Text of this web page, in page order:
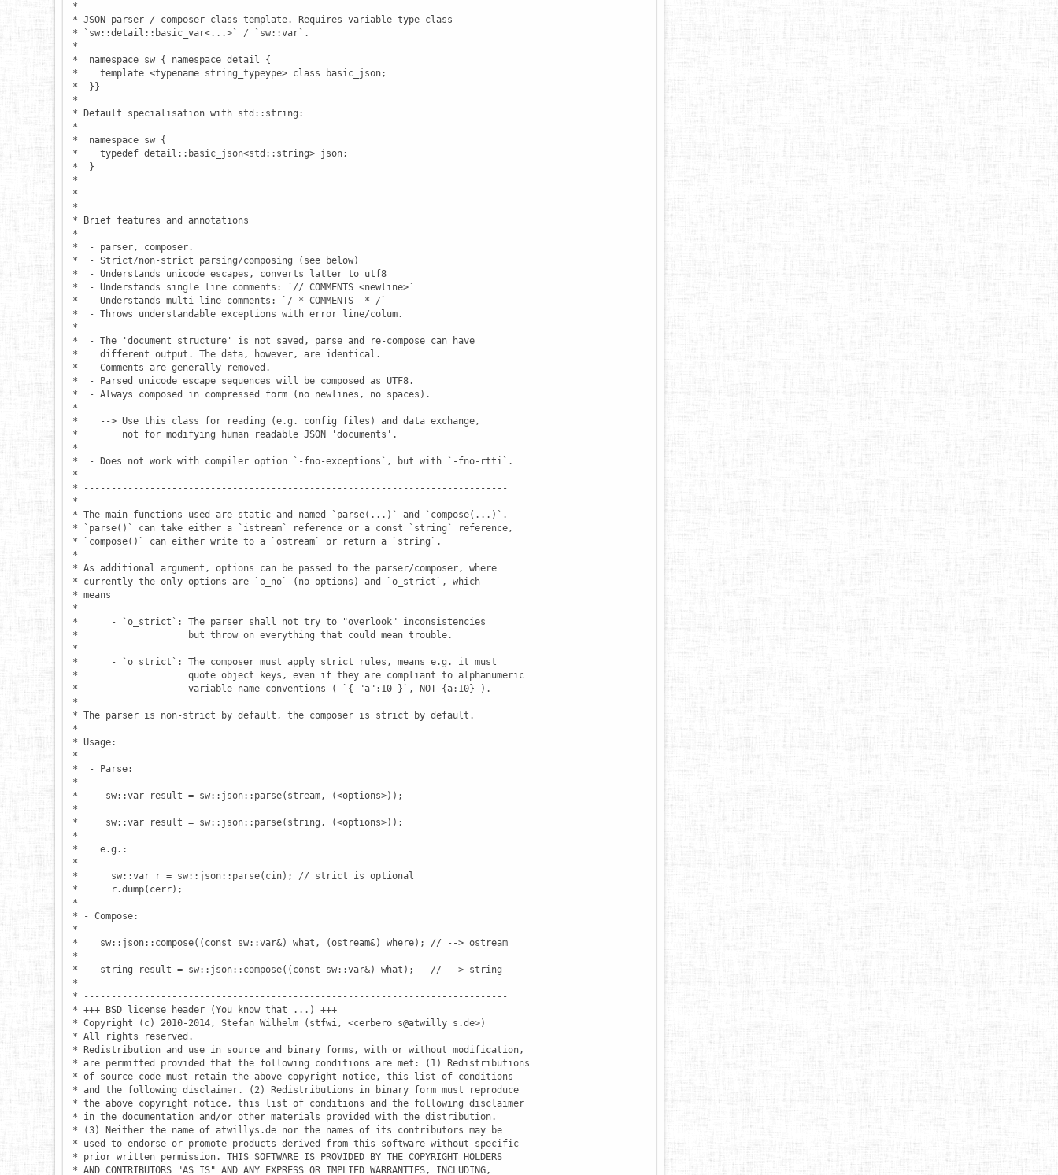
*
* JSON parser / composer class template. Requires variable type class
* `sw::detail::basic_var<...>` / `sw::var`.
*
*  namespace sw { namespace detail {
*    template <typename string_typeype> class basic_json;
*  }}
*
* Default specialisation with std::string:
*
*  namespace sw {
*    typedef detail::basic_json<std::string> json;
*  }
*
* -----------------------------------------------------------------------------
*
* Brief features and annotations
*
*  - parser, composer.
*  - Strict/non-strict parsing/composing (see below)
*  - Understands unicode escapes, converts latter to utf8
*  - Understands single line comments: `// COMMENTS <newline>`
*  - Understands multi line comments: `/ * COMMENTS  * /`
*  - Throws understandable exceptions with error line/colum.
*
*  - The 'document structure' is not saved, parse and re-compose can have
*    different output. The data, however, are identical.
*  - Comments are generally removed.
*  - Parsed unicode escape sequences will be composed as UTF8.
*  - Always composed in compressed form (no newlines, no spaces).
*
*    --> Use this class for reading (e.g. config files) and data exchange,
*        not for modifying human readable JSON 'documents'.
*
*  - Does not work with compiler option `-fno-exceptions`, but with `-fno-rtti`.
*
* -----------------------------------------------------------------------------
*
* The main functions used are static and named `parse(...)` and `compose(...)`.
* `parse()` can take either a `istream` reference or a const `string` reference,
* `compose()` can either write to a `ostream` or return a `string`.
*
* As additional argument, options can be passed to the parser/composer, where
* currently the only options are `o_no` (no options) and `o_strict`, which
* means
*
*      - `o_strict`: The parser shall not try to "overlook" inconsistencies
*                    but throw on everything that could mean trouble.
*
*      - `o_strict`: The composer must apply strict rules, means e.g. it must
*                    quote object keys, even if they are compliant to alphanumeric
*                    variable name conventions ( `{ "a":10 }`, NOT {a:10} ).
*
* The parser is non-strict by default, the composer is strict by default.
*
* Usage:
*
*  - Parse:
*
*     sw::var result = sw::json::parse(stream, (<options>));
*
*     sw::var result = sw::json::parse(string, (<options>));
*
*    e.g.:
*
*      sw::var r = sw::json::parse(cin); // strict is optional
*      r.dump(cerr);
*
* - Compose:
*
*    sw::json::compose((const sw::var&) what, (ostream&) where); // --> ostream
*
*    string result = sw::json::compose((const sw::var&) what);   // --> string
*
* -----------------------------------------------------------------------------
* +++ BSD license header (You know that ...) +++
* Copyright (c) 2010-2014, Stefan Wilhelm (stfwi, <cerbero s@atwilly s.de>)
* All rights reserved.
* Redistribution and use in source and binary forms, with or without modification,
* are permitted provided that the following conditions are met: (1) Redistributions
* of source code must retain the above copyright notice, this list of conditions
* and the following disclaimer. (2) Redistributions in binary form must reproduce
* the above copyright notice, this list of conditions and the following disclaimer
* in the documentation and/or other materials provided with the distribution.
* (3) Neither the name of atwillys.de nor the names of its contributors may be
* used to endorse or promote products derived from this software without specific
* prior written permission. THIS SOFTWARE IS PROVIDED BY THE COPYRIGHT HOLDERS
* AND CONTRIBUTORS "AS IS" AND ANY EXPRESS OR IMPLIED WARRANTIES, INCLUDING,